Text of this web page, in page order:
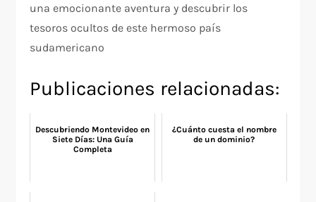
una emocionante aventura y descubrir los
tesoros ocultos de este hermoso país
sudamericano
Publicaciones relacionadas:
Descubriendo Montevideo en
Siete Días: Una Guía
Completa
¿Cuánto cuesta el nombre
de un dominio?